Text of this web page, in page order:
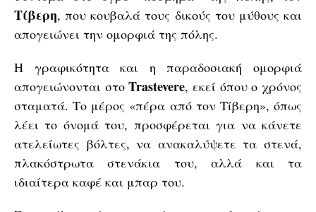
Τίβερη, που κουβαλά τους δικούς του μύθους και
απογειώνει την ομορφιά της πόλης.
Η γραφικότητα και η παραδοσιακή ομορφιά
απογειώνονται στοTrastevere, εκεί όπου ο χρόνος
σταματά. Το μέρος «πέρα από τον Τίβερη», όπως
λέει το όνομά του, προσφέρεται για να κάνετε
ατελείωτες βόλτες, να ανακαλύψετε τα στενά,
πλακόστρωτα στενάκια του, αλλά και τα
ιδιαίτερα καφέ και μπαρ του.